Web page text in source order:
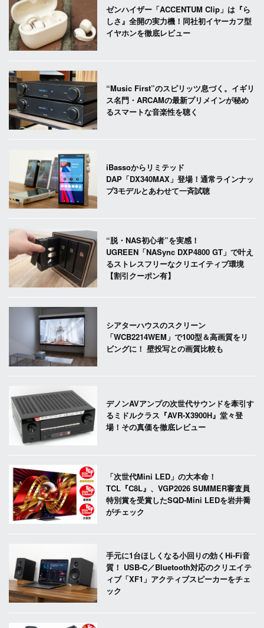
ゼンハイザー「ACCENTUM Clip」は『ら
しさ』全開の実力機！同社初イヤーカフ型
イヤホンを徹底レビュー
“Music First”のスピリッツ息づく。イギリ
ス名門・ARCAMの最新プリメインが秘め
るスマートな音楽性を聴く
iBassoからリミテッド
DAP「DX340MAX」登場！通常ラインナッ
プ3モデルとあわせて一斉試聴
“脱・NAS初心者”を実感！
UGREEN「NASync DXP4800 GT」で叶え
るストレスフリーなクリエイティブ環境
【割引クーポン有】
シアターハウスのスクリーン
「WCB2214WEM」で100型＆高画質をリ
ビングに！ 壁投写との画質比較も
デノンAVアンプの次世代サウンドを牽引す
るミドルクラス『AVR-X3900H』堂々登
場！その真価を徹底レビュー
「次世代Mini LED」の大本命！
TCL『C8L』、VGP2026 SUMMER審査員
特別賞を受賞したSQD-Mini LEDを岩井喬
がチェック
手元に1台ほしくなる小回りの効くHi-Fi音
質！ USB-C／Bluetooth対応のクリエイテ
ィブ「XF1」アクティブスピーカーをチェ
ック